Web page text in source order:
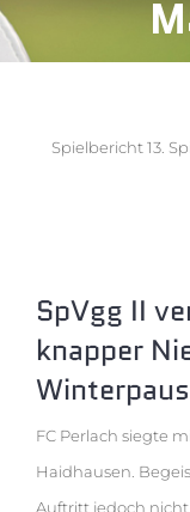
Spielbericht 13.
SpVgg II
knapper
FC Perlach siegte
Haidhausen.
Auftritt jedoch